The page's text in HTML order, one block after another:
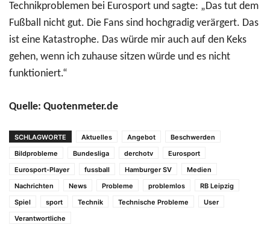
Technikproblemen bei Eurosport und sagte: „Das tut dem
Fußball nicht gut. Die Fans sind hochgradig verärgert. Das
ist eine Katastrophe. Das würde mir auch auf den Keks
gehen, wenn ich zuhause sitzen würde und es nicht
funktioniert.“
Quelle: Quotenmeter.de
SCHLAGWORTE Aktuelles Angebot
Beschwerden
Bildprobleme
Bundesliga derchotv
Eurosport
Eurosport-Player
fussball Hamburger SV
Medien
Nachrichten
News Probleme problemlos
RB Leipzig
Spiel
sport Technik Technische Probleme
User
Verantwortliche